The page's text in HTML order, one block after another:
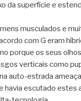
da superfície e
musculados e
com G eram
porque os seus
verticais como
auto-estrada
havia escutado estes